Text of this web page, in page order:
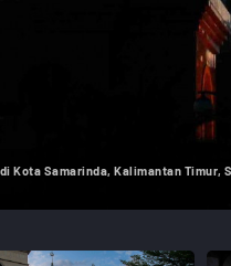
Kota Samarinda, Kalimantan Timur,